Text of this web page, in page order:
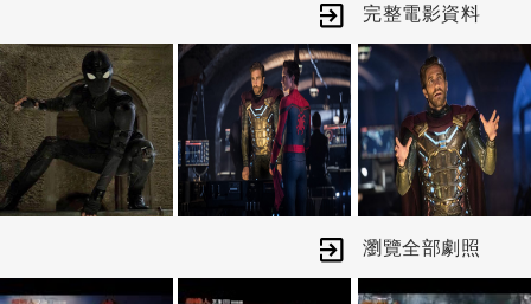
變了樣⋯而彼得帕克也終於意識到，他
必須挺身而出，在這個不再安穩的世界
中去承擔新的危險。
完整電影資料
瀏覽全部劇照